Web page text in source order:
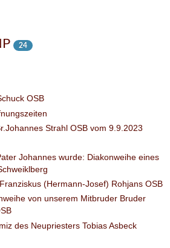
24
OSB
Strahl OSB vom 9.9.2023
Johannes wurde: Diakonweihe eines
(Hermann-Josef) Rohjans OSB
von unserem Mitbruder Bruder
des Neupriesters Tobias Asbeck